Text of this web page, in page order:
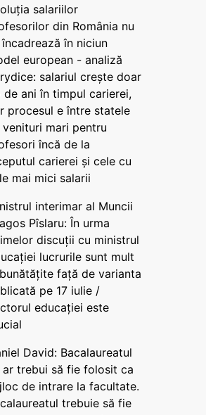
salariilor
din România nu
încadrează în niciun
european - analiză
salariul crește doar
de ani în timpul carierei,
procesul e între statele
venituri mari pentru
încă de la
carierei și cele cu
mai mici salarii
interimar al Muncii
Pîslaru: În urma
discuții cu ministrul
lucrurile sunt mult
față de varianta
pe 17 iulie /
educației este
David: Bacalaureatul
ar trebui să fie folosit ca
de intrare la facultate.
trebuie să fie